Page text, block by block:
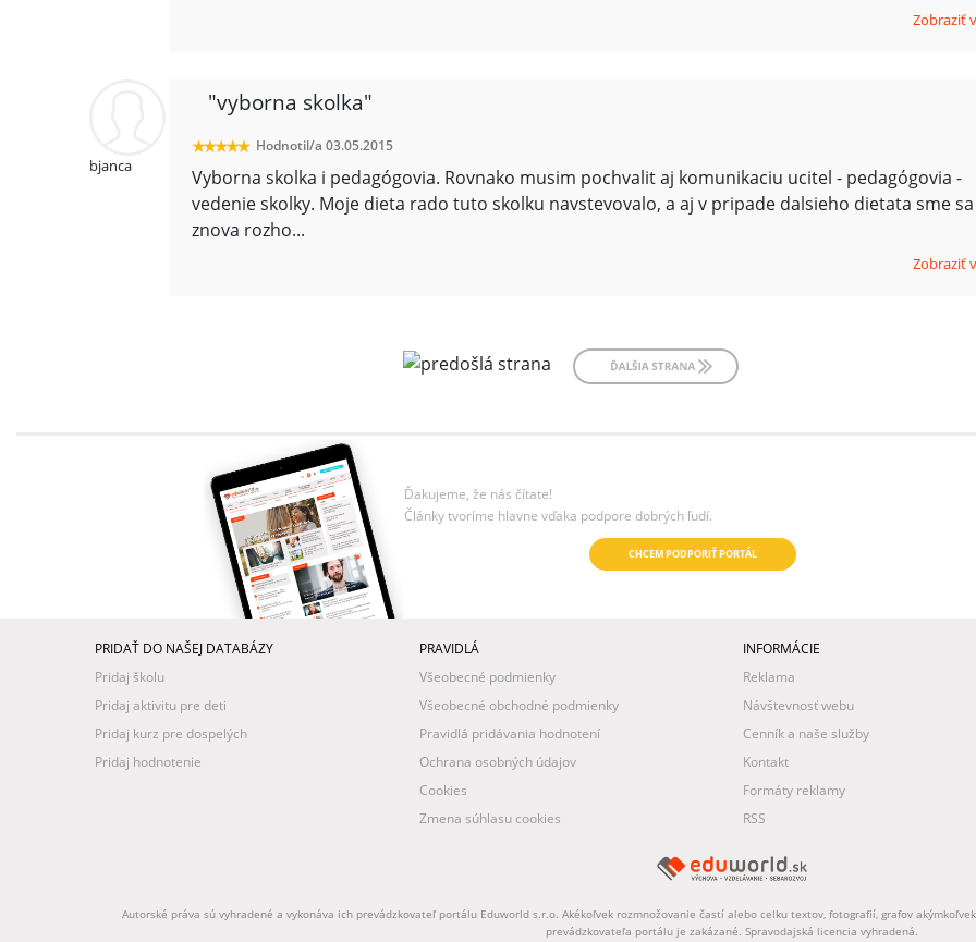
Zobraziť
bjanca
"vyborna skolka"
Hodnotil/a 03.05.2015
Vyborna skolka i pedagógovia. Rovnako musim pochvalit aj komunikaciu ucitel - pedagógovia -
vedenie skolky. Moje dieta rado tuto skolku navstevovalo, a aj v pripade dalsieho dietata sme sa
znova rozho...
Zobraziť
Ďakujeme, že nás čítate!
Články tvoríme hlavne vďaka podpore dobrých ľudí.
CHCEM PODPORIŤ PORTÁL
PRIDAŤ DO NAŠEJ DATABÁZY
Pridaj školu
Pridaj aktivitu pre deti
Pridaj kurz pre dospelých
Pridaj hodnotenie
PRAVIDLÁ
Všeobecné podmienky
Všeobecné obchodné podmienky
Pravidlá pridávania hodnotení
Ochrana osobných údajov
Cookies
Zmena súhlasu cookies
INFORMÁCIE
Reklama
Návštevnosť webu
Cenník a naše služby
Kontakt
Formáty reklamy
RSS
Autorské práva sú vyhradené a vykonáva ich prevádzkovateľ portálu Eduworld s.r.o. Akékoľvek rozmnožovanie častí alebo celku textov, fotografií, grafov
prevádzkovateľa portálu je zakázané. Spravodajská licencia vyhradená.